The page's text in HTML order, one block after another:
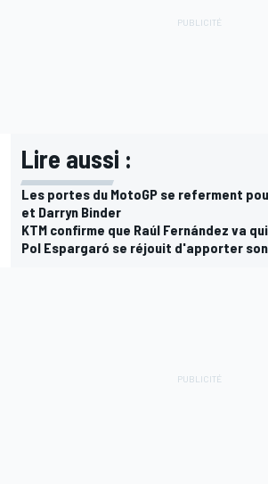
Lire aussi :
Les portes du MotoGP se referment
et Darryn Binder
KTM confirme que Raúl Fernández va
Pol Espargaró se réjouit d'apporter son